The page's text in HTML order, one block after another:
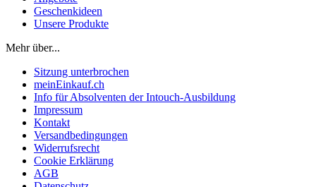
Geschenkideen
Unsere Produkte
Mehr über...
Sitzung unterbrochen
meinEinkauf.ch
Info für Absolventen der Intouch-Ausbildung
Impressum
Kontakt
Versandbedingungen
Widerrufsrecht
Cookie Erklärung
AGB